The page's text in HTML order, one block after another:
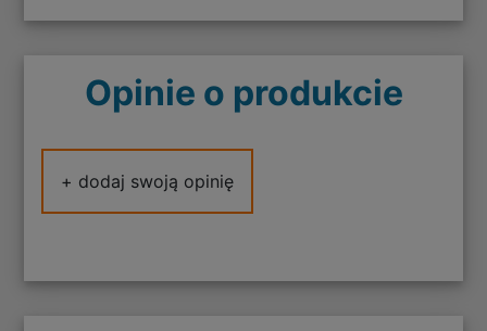
Opinie o produkcie
+ dodaj swoją opinię